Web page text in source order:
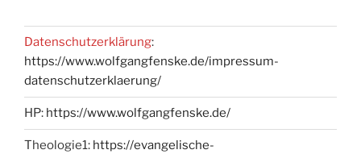
Datenschutzerklärung:
https://www.wolfgangfenske.de/impressum-
datenschutzerklaerung/
HP: https://www.wolfgangfenske.de/
Theologie1: https://evangelische-